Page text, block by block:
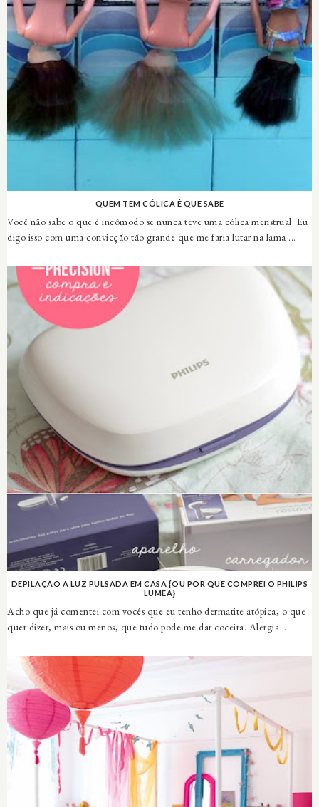
QUEM TEM CÓLICA É QUE SABE
Você não sabe o que é incômodo se nunca teve uma cólica menstrual. Eu
digo isso com uma convicção tão grande que me faria lutar na lama ...
DEPILAÇÃO A LUZ PULSADA EM CASA {OU POR QUE COMPREI O PHILIPS
LUMEA}
Acho que já comentei com vocês que eu tenho dermatite atópica, o que
quer dizer, mais ou menos, que tudo pode me dar coceira. Alergia ...